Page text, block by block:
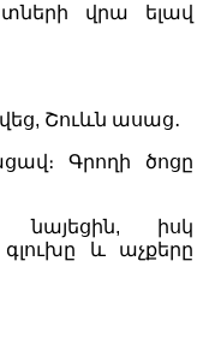
վրա ելավ
Շուևն ասաց․
Գրողի ծոցը
նայեցին, իսկ
և աչքերը